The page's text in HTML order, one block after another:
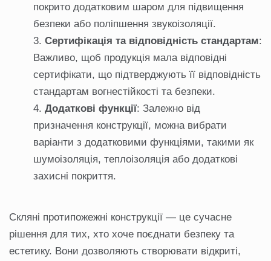
покрито додатковим шаром для підвищення
безпеки або поліпшення звукоізоляції.
Сертифікація та відповідність стандартам:
Важливо, щоб продукція мала відповідні
сертифікати, що підтверджують її відповідність
стандартам вогнестійкості та безпеки.
Додаткові функції: Залежно від
призначення конструкції, можна вибрати
варіанти з додатковими функціями, такими як
шумоізоляція, теплоізоляція або додаткові
захисні покриття.
Скляні протипожежні конструкції — це сучасне
рішення для тих, хто хоче поєднати безпеку та
естетику. Вони дозволяють створювати відкриті,